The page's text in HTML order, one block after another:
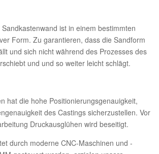
ist in einem bestimmten
Form. Zu garantieren, dass die Sandform
und sich nicht während des Prozesses des
und und so weiter leicht schlägt.
hat die hohe Positionierungsgenauigkeit,
des Castings sicherzustellen. Vor
Druckausglühen wird beseitigt.
durch moderne CNC-Maschinen und -